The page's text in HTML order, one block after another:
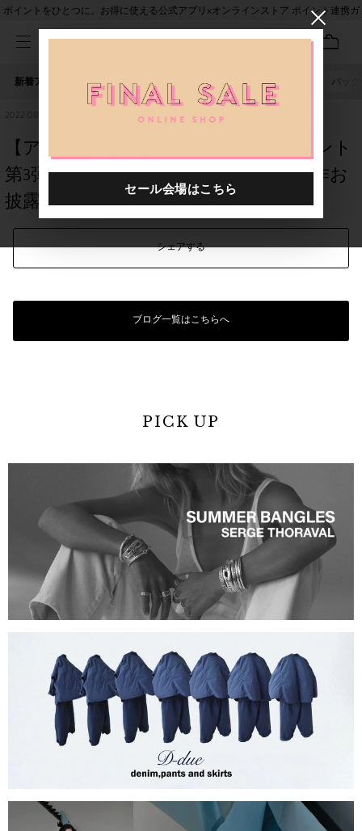
ポイントをひとつに。お得に使える公式アプリ×オンラインストア ポイント連携ガ
新着アイテム 人気ワード セール 40th限定 バッグ
2022.08.23
【アッシュペーブチック】14周年イベント
第3弾！odddot＆HIROMI TSUYOSHIの新作お
披露目
シェアする
ブログ一覧はこちらへ
PICK UP